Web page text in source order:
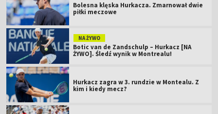
Bolesna klęska Hurkacza. Zmarnował dwie
piłki meczowe
NA ŻYWO
Botic van de Zandschulp – Hurkacz [NA
ŻYWO]. Śledź wynik w Montrealu!
Hurkacz zagra w 3. rundzie w Montealu. Z
kim i kiedy mecz?